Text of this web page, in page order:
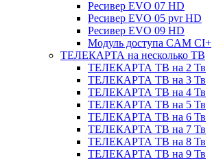
Ресивер EVO 07 HD
Ресивер EVO 05 pvr HD
Ресивер EVO 09 HD
Модуль доступа CAM CI+
ТЕЛЕКАРТА на несколько ТВ
ТЕЛЕКАРТА ТВ на 2 Тв
ТЕЛЕКАРТА ТВ на 3 Тв
ТЕЛЕКАРТА ТВ на 4 Тв
ТЕЛЕКАРТА ТВ на 5 Тв
ТЕЛЕКАРТА ТВ на 6 Тв
ТЕЛЕКАРТА ТВ на 7 Тв
ТЕЛЕКАРТА ТВ на 8 Тв
ТЕЛЕКАРТА ТВ на 9 Тв